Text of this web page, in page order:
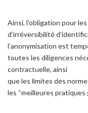
Ainsi, l’obligation pour
d’irréversibilité
l’anonymisation est
toutes les diligences
contractuelle, ainsi
que les limites des
les “meilleures